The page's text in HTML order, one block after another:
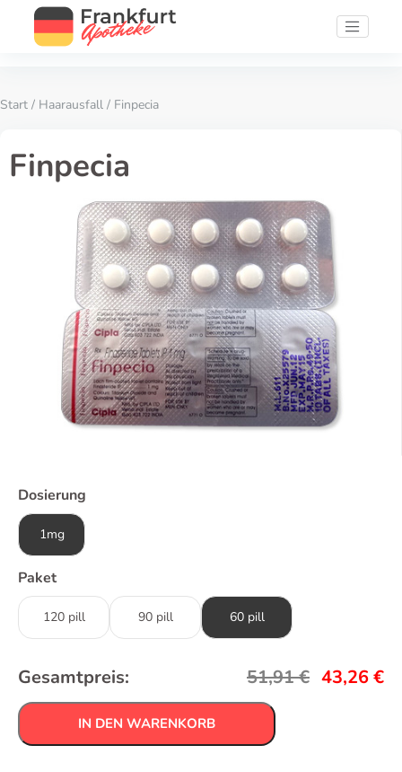
Start / Haarausfall / Finpecia
Finpecia
Dosierung
1mg
Paket
120 pill 90 pill 60 pill
Gesamtpreis: 51,91€ 43,26€
IN DEN WARENKORB